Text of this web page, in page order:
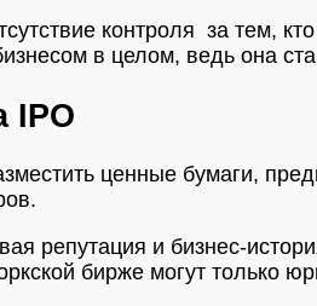
контроля за тем,
в целом, ведь она
IPO
ценные бумаги,
репутация и бизнес-
бирже могут только